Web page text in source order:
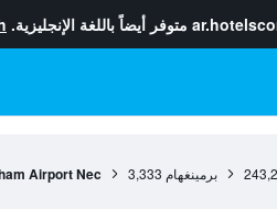
متوفر أيضاً باللغة الإنجليزية.
برمينغهام 3,333
Airport Nec